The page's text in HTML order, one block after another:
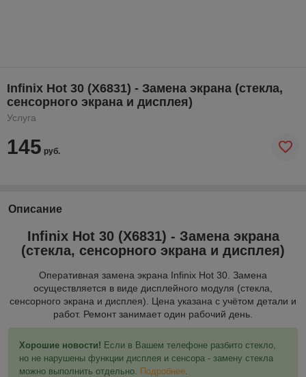
Infinix Hot 30 (X6831) - Замена экрана (стекла,
сенсорного экрана и дисплея)
Услуга
145 руб.
Описание
Infinix Hot 30 (X6831) - Замена экрана
(стекла, сенсорного экрана и дисплея)
Оперативная замена экрана Infinix Hot 30. Замена
осуществляется в виде дисплейного модуля (стекла,
сенсорного экрана и дисплея). Цена указана с учётом детали и
работ. Ремонт занимает один рабочий день.
Хорошие новости! Если в Вашем телефоне разбито стекло,
но не нарушены функции дисплея и сенсора - замену стекла
можно выполнить отдельно. Подробнее